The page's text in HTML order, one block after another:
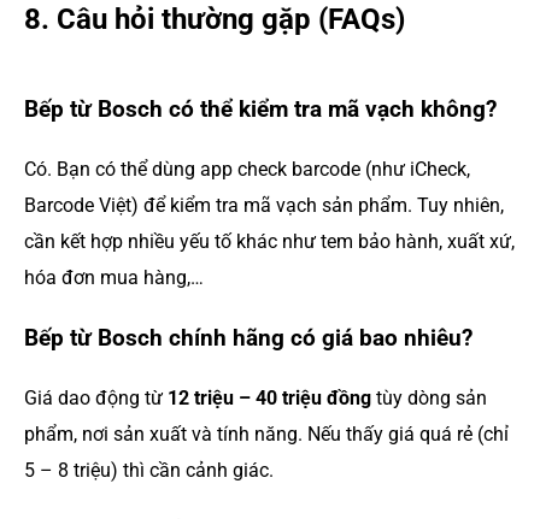
8. Câu hỏi thường gặp (FAQs)
Bếp từ Bosch có thể kiểm tra mã vạch không?
Có. Bạn có thể dùng app check barcode (như iCheck,
Barcode Việt) để kiểm tra mã vạch sản phẩm. Tuy nhiên,
cần kết hợp nhiều yếu tố khác như tem bảo hành, xuất xứ,
hóa đơn mua hàng,…
Bếp từ Bosch chính hãng có giá bao nhiêu?
Giá dao động từ 12 triệu – 40 triệu đồng tùy dòng sản
phẩm, nơi sản xuất và tính năng. Nếu thấy giá quá rẻ (chỉ
5 – 8 triệu) thì cần cảnh giác.